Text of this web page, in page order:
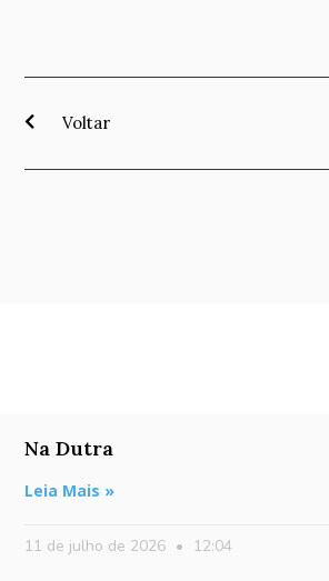
Voltar
Na Dutra
Leia Mais »
11 de julho de 2026 12:04